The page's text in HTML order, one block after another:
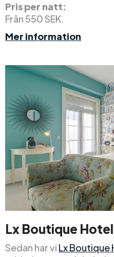
Pris per natt:
Från 550 SEK.
Mer information
Lx Boutique
Sedan har vi Lx Boutique